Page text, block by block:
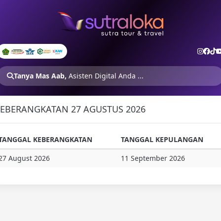
Tanya Mas Aab, Asisten Digital Anda ...
27 AGUSTUS 2026
KEBERANGKATAN
TANGGAL KEPULANGAN
August 2026
11 September 2026